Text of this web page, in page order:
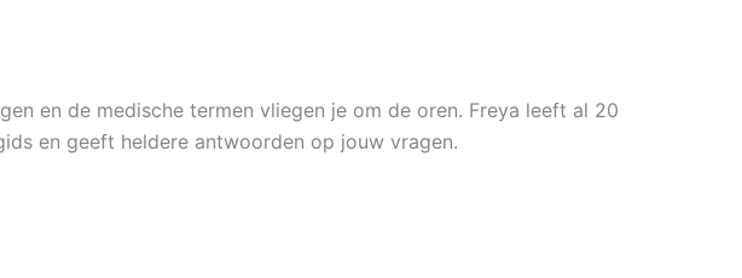
en de medische termen vliegen je om de oren. Freya leeft al 20
en geeft heldere antwoorden op jouw vragen.